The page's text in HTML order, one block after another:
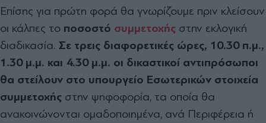
Επίσης για πρώτη φορά θα γνωρίζουμε πριν κλείσουν
οι κάλπες το ποσοστό συμμετοχής στην εκλογική
διαδικασία. Σε τρεις διαφορετικές ώρες, 10.30 π.μ.,
1.30 μ.μ. και 4.30 μ.μ. οι δικαστικοί αντιπρόσωποι
θα στείλουν στο υπουργείο Εσωτερικών στοιχεία
συμμετοχής στην ψηφοφορία, τα οποία θα
ανακοινώνονται ομαδοποιημένα, ανά Περιφέρεια ή